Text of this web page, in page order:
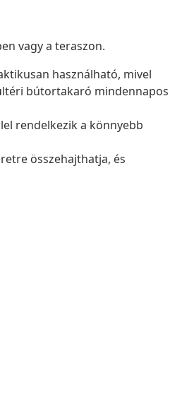
vagy a teraszon.
használható, mivel
bútortakaró mindennapos
rendelkezik a könnyebb
összehajthatja, és